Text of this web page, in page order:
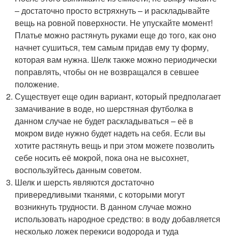
– достаточно просто встряхнуть – и раскладывайте
вещь на ровной поверхности. Не упускайте момент!
Платье можно растянуть руками еще до того, как оно
начнет сушиться, тем самым придав ему ту форму,
которая вам нужна. Шелк также можно периодически
поправлять, чтобы он не возвращался в севшее
положение.
Существует еще один вариант, который предполагает
замачивание в воде, но шерстяная футболка в
данном случае не будет раскладываться – её в
мокром виде нужно будет надеть на себя. Если вы
хотите растянуть вещь и при этом можете позволить
себе носить её мокрой, пока она не высохнет,
воспользуйтесь данным советом.
Шелк и шерсть являются достаточно
привередливыми тканями, с которыми могут
возникнуть трудности. В данном случае можно
использовать народное средство: в воду добавляется
несколько ложек перекиси водорода и туда